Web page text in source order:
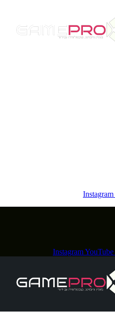
Instagram
InstagramYouTube